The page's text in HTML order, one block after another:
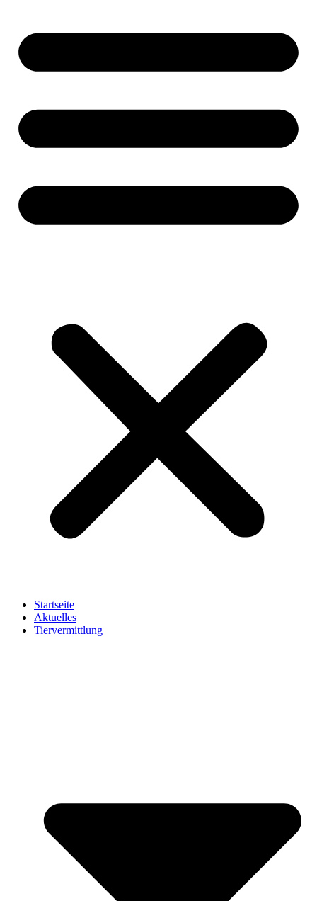
Startseite
Aktuelles
Tiervermittlung